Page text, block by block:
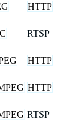
HTTP
RTSP
HTTP
HTTP
RTSP